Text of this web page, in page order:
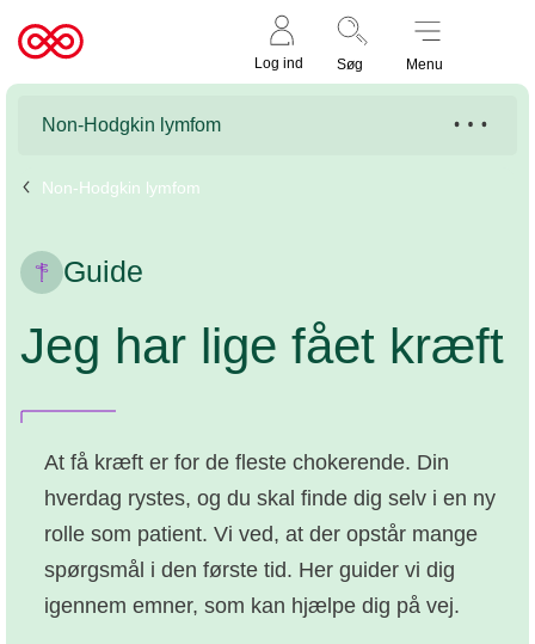
Til
Log ind Søg Menu
Non-Hodgkin lymfom
Non-Hodgkin lymfom
Guide
Jeg har lige fået kræft
At få kræft er for de fleste chokerende. Din
hverdag rystes, og du skal finde dig selv i en ny
rolle som patient. Vi ved, at der opstår mange
spørgsmål i den første tid. Her guider vi dig
igennem emner, som kan hjælpe dig på vej.